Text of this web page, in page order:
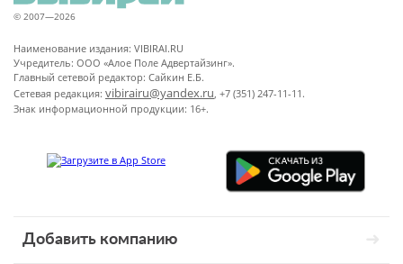
© 2007—2026
Наименование издания: VIBIRAI.RU
Учредитель: ООО «Алое Поле Адвертайзинг».
Главный сетевой редактор: Сайкин Е.Б.
Сетевая редакция: vibirairu@yandex.ru, +7 (351) 247-11-11.
Знак информационной продукции: 16+.
Добавить компанию